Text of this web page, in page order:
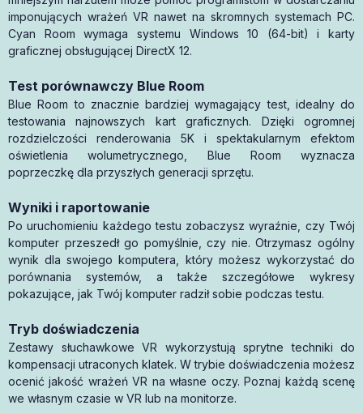
imponujących wrażeń VR nawet na skromnych systemach PC.
Cyan Room wymaga systemu Windows 10 (64-bit) i karty
graficznej obsługującej DirectX 12.
Test porównawczy Blue Room
Blue Room to znacznie bardziej wymagający test, idealny do
testowania najnowszych kart graficznych. Dzięki ogromnej
rozdzielczości renderowania 5K i spektakularnym efektom
oświetlenia wolumetrycznego, Blue Room wyznacza
poprzeczkę dla przyszłych generacji sprzętu.
Wyniki i raportowanie
Po uruchomieniu każdego testu zobaczysz wyraźnie, czy Twój
komputer przeszedł go pomyślnie, czy nie. Otrzymasz ogólny
wynik dla swojego komputera, który możesz wykorzystać do
porównania systemów, a także szczegółowe wykresy
pokazujące, jak Twój komputer radził sobie podczas testu.
Tryb doświadczenia
Zestawy słuchawkowe VR wykorzystują sprytne techniki do
kompensacji utraconych klatek. W trybie doświadczenia możesz
ocenić jakość wrażeń VR na własne oczy. Poznaj każdą scenę
we własnym czasie w VR lub na monitorze.